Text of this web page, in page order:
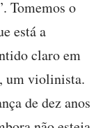
Tomemos o
está a
claro em
um violinista.
de dez anos